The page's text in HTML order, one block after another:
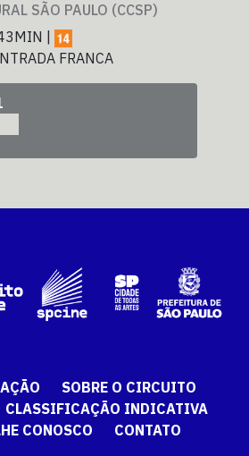
SÃO PAULO (CCSP)
|
FRANCA
SOBRE O CIRCUITO
CLASSIFICAÇÃO INDICATIVA
CONOSCO
CONTATO